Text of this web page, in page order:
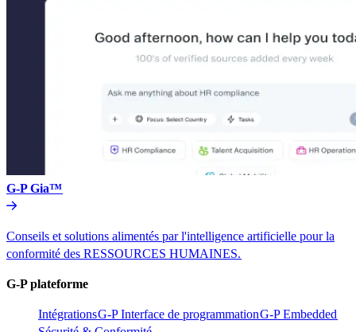
G-P Gia™​​
Conseils et solutions alimentés par l'intelligence artificielle pour la
conformité des RESSOURCES HUMAINES.​​
G-P plateforme​​
Intégrations​​G-P Interface de programmation​​G-P Embedded​​